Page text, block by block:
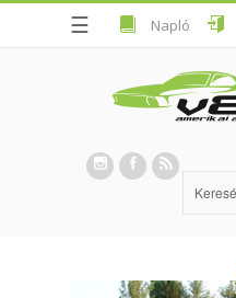
☰ Napló